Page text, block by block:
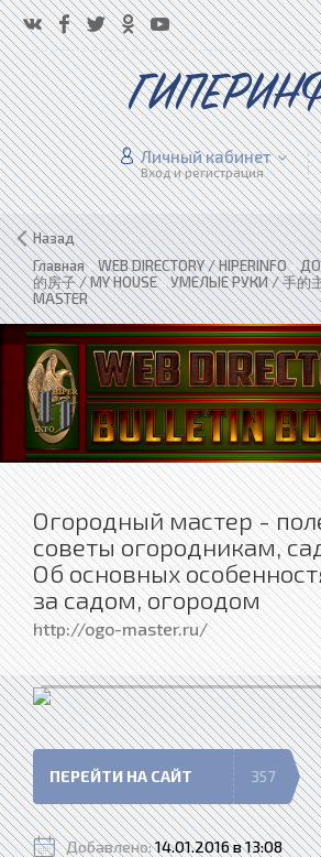
Личный кабинет
Вход и регистрация
Назад
Главная»WEB DIRECTORY / HIPERINFO»
的房子 / MY HOUSE»УМЕЛЫЕ РУКИ / 手的主
MASTER
Огородный мастер -
советы огородникам,
Об основных
за садом, огородом
http://ogo-master.ru/
ПЕРЕЙТИ НА САЙТ 357
Добавлено:14.01.2016 в 13:08